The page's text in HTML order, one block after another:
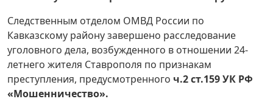
Следственным отделом ОМВД России по
Кавказскому району завершено расследование
уголовного дела, возбужденного в отношении 24-
летнего жителя Ставрополя по признакам
преступления, предусмотренного ч.2 ст.159 УК РФ
«Мошенничество».